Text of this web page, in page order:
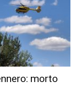
morto